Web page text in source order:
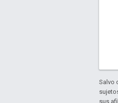
Salvo
sus